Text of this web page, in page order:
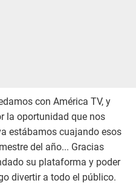
con América TV, y
la oportunidad que nos
estábamos cuajando esos
del año... Gracias
su plataforma y poder
divertir a todo el público.